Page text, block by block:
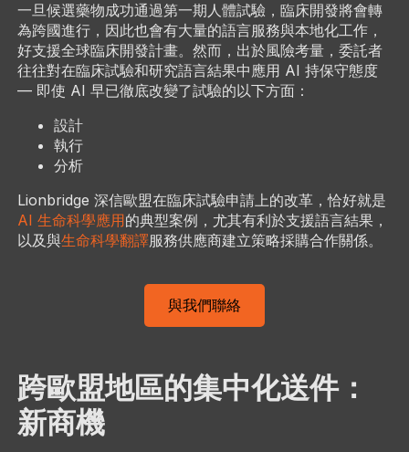
一旦候選藥物成功通過第一期人體試驗，臨床開發將會轉
為跨國進行，因此也會有大量的語言服務與本地化工作，
好支援全球臨床開發計畫。然而，出於風險考量，委託者
往往對在臨床試驗和研究語言結果中應用 AI 持保守態度
— 即使 AI 早已徹底改變了試驗的以下方面：
設計
執行
分析
Lionbridge 深信歐盟在臨床試驗申請上的改革，恰好就是
AI 生命科學應用的典型案例，尤其有利於支援語言結果，
以及與生命科學翻譯服務供應商建立策略採購合作關係。
與我們聯絡
跨歐盟地區的集中化送件：
新商機